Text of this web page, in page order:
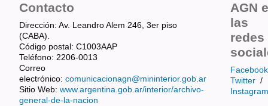
Contacto
Dirección: Av. Leandro Alem 246, 3er piso
(CABA).
Código postal: C1003AAP
Teléfono: 2206-0013
Correo
electrónico: comunicacionagn@mininterior.gob.ar
Sitio Web: www.argentina.gob.ar/interior/archivo-
general-de-la-nacion
AGN
las
redes
Facebook
Twitter /
Instagram